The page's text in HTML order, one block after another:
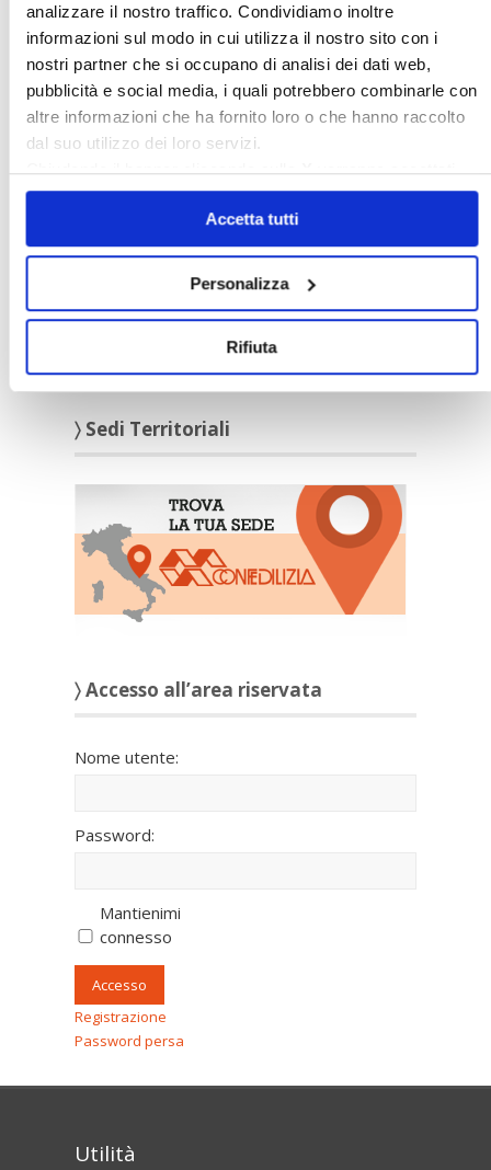
analizzare il nostro traffico. Condividiamo inoltre
informazioni sul modo in cui utilizza il nostro sito con i
nostri partner che si occupano di analisi dei dati web,
pubblicità e social media, i quali potrebbero combinarle con
altre informazioni che ha fornito loro o che hanno raccolto
dal suo utilizzo dei loro servizi.
Chiudendo il banner cliccando sullaXverranno accettati
solo i cookie necessari.
Accetta tutti
Personalizza
Rifiuta
〉 5 ragioni per aderire a Confedilizia
〉 Sedi Territoriali
〉 Accesso all’area riservata
Nome utente:
Password:
Mantienimi
connesso
Accesso
Registrazione
Password persa
Utilità